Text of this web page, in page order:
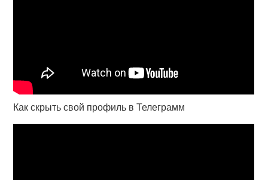
Как скрыть свой профиль в Телеграмм